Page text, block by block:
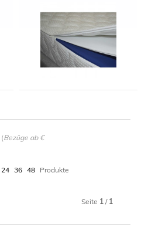
(Bezüge ab €
24 36 48 Produkte
Seite 1 / 1